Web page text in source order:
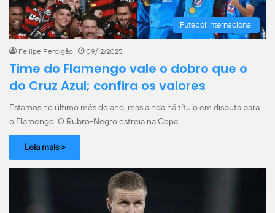
Futebol Internacional
Fellipe Perdigão 09/12/2025
Time do Flamengo vale o dobro que o
do Cruz Azul; confira os valores
Estamos no último mês do ano, mas ainda há título em disputa para
o Flamengo. O Rubro-Negro estreia na Copa…
Leia mais >